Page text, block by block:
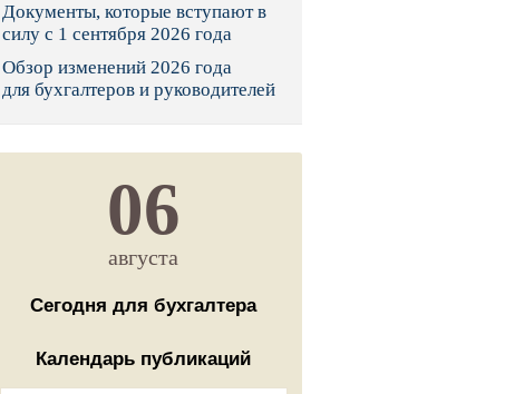
фонд России
Документы, которые вступают в
силу с 1 сентября 2026 года
Обзор изменений 2026 года
для бухгалтеров и руководителей
06
августа
Сегодня для бухгалтера
Календарь публикаций